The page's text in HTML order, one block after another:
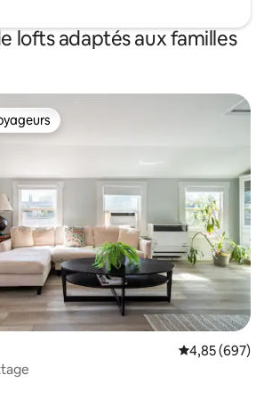
lofts adaptés aux familles
Évaluation
4,85 (697)